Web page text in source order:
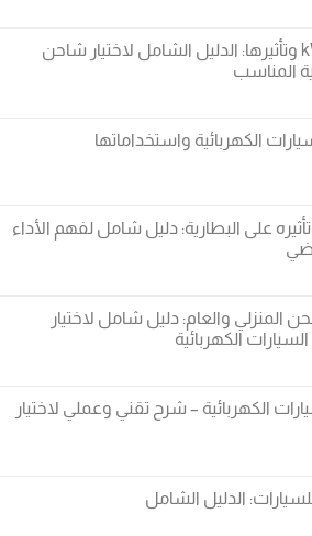
قدرة الشاحن kW وتأثيرها: الدليل الشامل لاختيار شاحن
المناسب
الكهربائية واستخداماتها
على البطارية: دليل شامل لفهم الأداء
المنزلي والعام: دليل شامل لاختيار
الكهربائية
الكهربائية – شرح تقني وعملي لاختيار
الدليل الشامل